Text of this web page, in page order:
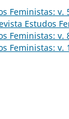
Feministas: v.
Estudos
Feministas: v.
Feministas: v.